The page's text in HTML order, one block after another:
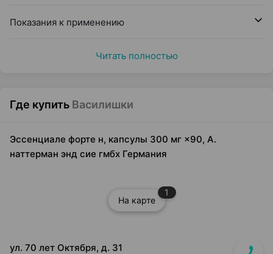
Показания к применению
Читать полностью
Где купить Василишки
Эссенциале форте н, капсулы 300 мг ×90, А.
наттерман энд сие гмбх Германия
На карте
1
ул. 70 лет Октября, д. 31